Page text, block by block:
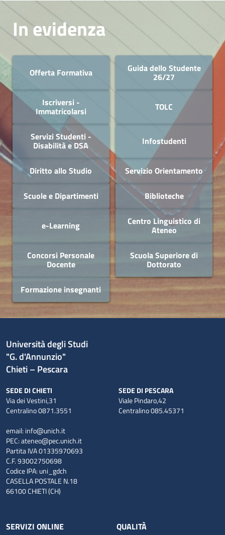
In evidenza
Offerta Formativa Guida dello Studente
26/27
Iscriversi -
Immatricolarsi TOLC
Servizi Studenti -
Disabilità e DSA Infostudenti
Diritto allo Studio Servizio Orientamento
Scuole e Dipartimenti Biblioteche
e-Learning Centro Linguistico di
Ateneo
Concorsi Personale
Docente
Scuola Superiore di
Dottorato
Formazione insegnanti
Università degli Studi
"G. d'Annunzio"
Chieti – Pescara
SEDE DI CHIETI
Via dei Vestini,31
Centralino 0871.3551
SEDE DI PESCARA
Viale Pindaro,42
Centralino 085.45371
email: info@unich.it
PEC:ateneo@pec.unich.it
Partita IVA 01335970693
C.F. 93002750698
Codice IPA: uni_gdch
CASELLA POSTALE N.18
66100 CHIETI (CH)
SERVIZI ONLINE
QUALITÀ